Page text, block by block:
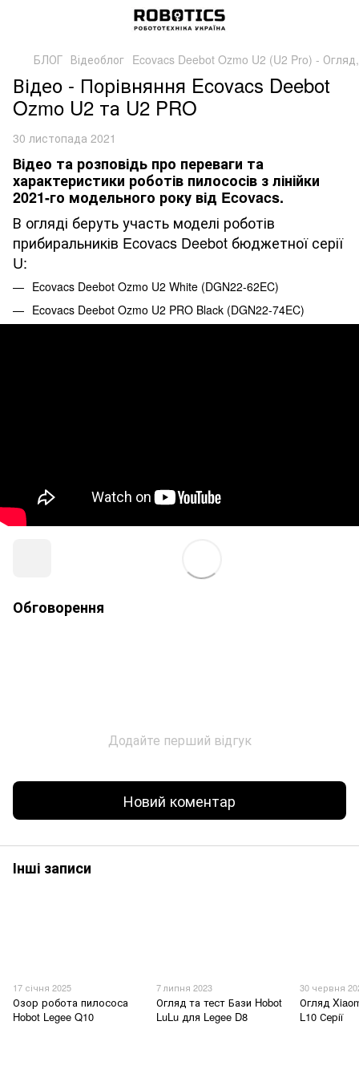
БЛОГ Відеоблог Ecovacs Deebot Ozmo U2 (U2 Pro) -
Відео - Порівняння Ecovacs Deebot
Ozmo U2 та U2 PRO
30 листопада 2021
Відео та розповідь про переваги та
характеристики роботів пилососів з лінійки
2021-го модельного року від Ecovacs.
В огляді беруть участь моделі роботів
прибиральників Ecovacs Deebot бюджетної серії
U:
Ecovacs Deebot Ozmo U2 White (DGN22-62EC)
Ecovacs Deebot Ozmo U2 PRO Black (DGN22-74EC)
Обговорення
Додайте перший відгук
Новий коментар
Інші записи
17 січня 2025
Озор робота пилососа
Hobot Legee Q10
7 липня 2023
Огляд та тест Бази Hobot
LuLu для Legee D8
30 червня
Огляд
L10 Серії